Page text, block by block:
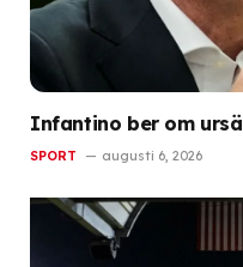
Infantino ber om
SPORT augusti 6, 2026